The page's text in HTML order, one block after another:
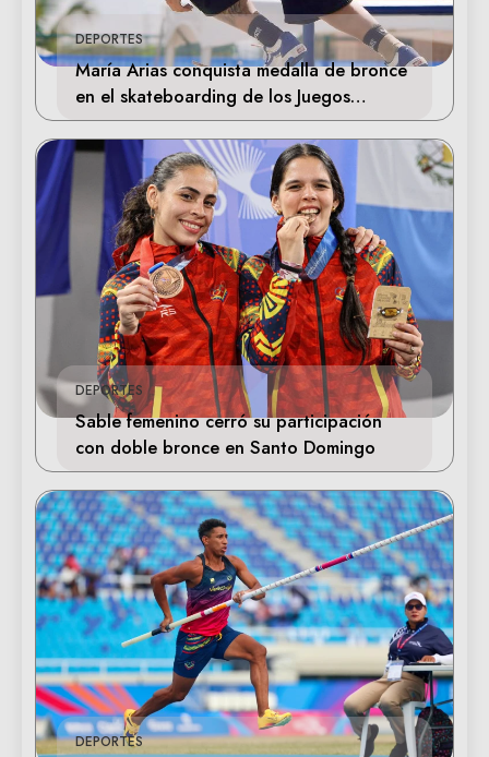
DEPORTES
María Arias conquista medalla de bronce
en el skateboarding de los Juegos
Centroamericanos
DEPORTES
Sable femenino cerró su participación
con doble bronce en Santo Domingo
DEPORTES